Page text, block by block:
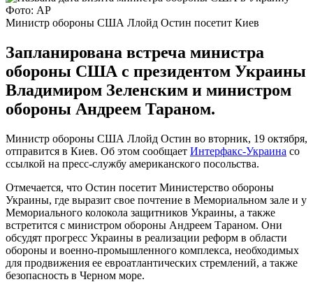
Фото: AP
Министр обороны США Ллойд Остин посетит Киев
Запланирована встреча министра
обороны США с президентом Украины
Владимиром Зеленским и министром
обороны Андреем Тараном.
Министр обороны США Ллойд Остин во вторник, 19 октября,
отправится в Киев. Об этом сообщает Интерфакс-Украина со
ссылкой на пресс-службу американского посольства.
Отмечается, что Остин посетит Министерство обороны
Украины, где выразит свое почтение в Мемориальном зале и у
Мемориального колокола защитников Украины, а также
встретится с министром обороны Андреем Тараном. Они
обсудят прогресс Украины в реализации реформ в области
обороны и военно-промышленного комплекса, необходимых
для продвижения ее евроатлантических стремлений, а также
безопасность в Черном море.